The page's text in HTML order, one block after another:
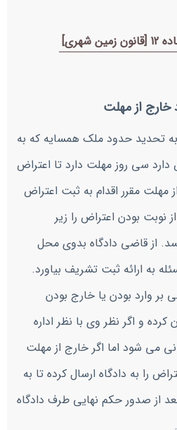
شهری]
از مهلت
تحدید حدود ملک همسایه که به
سی روز مهلت دارد تا اعتراض
مهلت مقرر اقدام به ثبت اعتراض
نوبت بودن اعتراض را زیر
از قاضی دادگاه بدوی محل
به ارائه ثبت تشریف بیاورد.
بر وارد بودن یا خارج بودن
و اگر نظر وی با نظر اداره
می شود اما اگر خارج از مهلت
را به دادگاه ارسال کرده تا به
از صدور حکم نهایی طرف دادگاه